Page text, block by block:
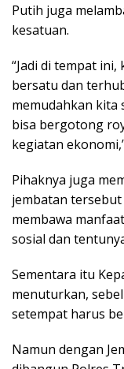
Putih juga
kesatuan.
“Jadi di tempat
bersatu dan
memudahkan kita
bisa bergotong
kegiatan
Pihaknya juga
jembatan
membawa
sosial dan
Sementara itu
menuturkan,
setempat harus
Namun dengan